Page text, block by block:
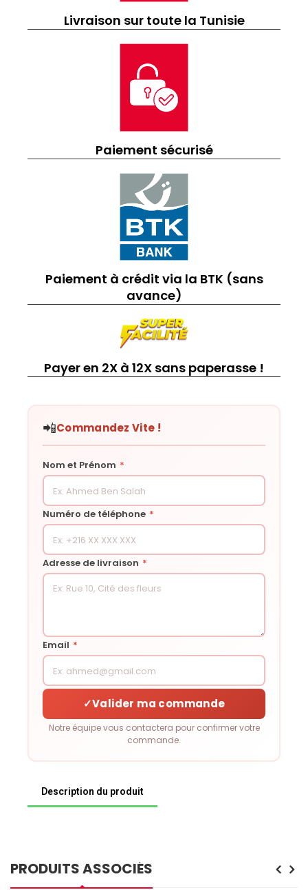
Livraison sur toute la Tunisie
Paiement sécurisé
Paiement à crédit via la BTK (sans
avance)
Payer en 2X à 12X sans paperasse !
📲Commandez Vite !
Nom et Prénom *
Numéro de téléphone *
Adresse de livraison *
Email *
✓Valider ma commande
Notre équipe vous contactera pour confirmer votre
commande.
Description du produit
PRODUITS ASSOCIÉS